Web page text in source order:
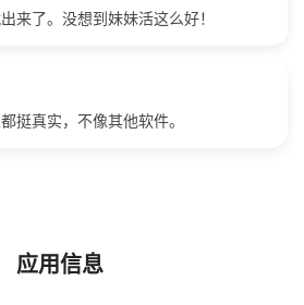
来了。没想到妹妹活这么好！
挺真实，不像其他软件。
应用信息